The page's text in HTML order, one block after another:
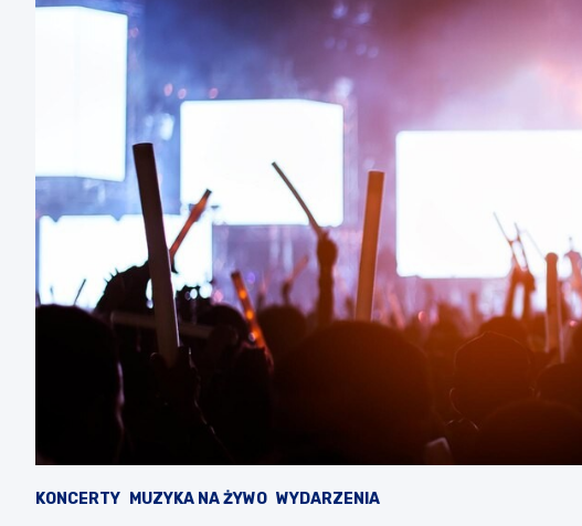
KONCERTY MUZYKA NA ŻYWO WYDARZENIA